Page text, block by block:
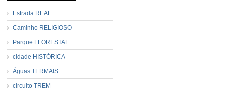
Estrada REAL
Caminho RELIGIOSO
Parque FLORESTAL
cidade HISTÓRICA
Águas TERMAIS
circuito TREM